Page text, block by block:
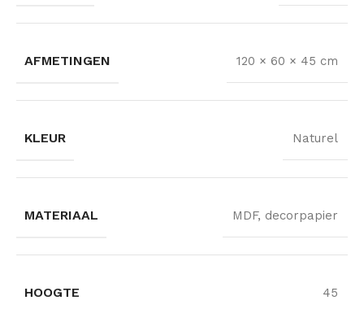
AFMETINGEN 120 × 60 × 45 cm
KLEUR Naturel
MATERIAAL MDF, decorpapier
HOOGTE 45